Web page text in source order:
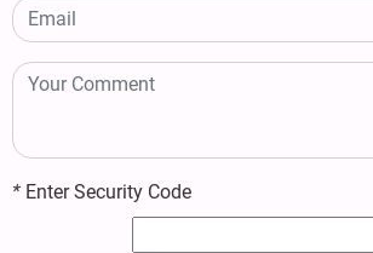
* Enter Security Code